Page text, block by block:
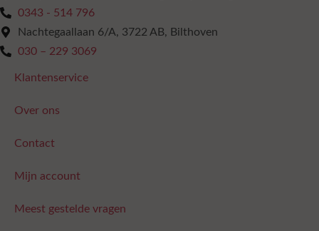
0343 - 514 796
Nachtegaallaan 6/A, 3722 AB, Bilthoven
030 – 229 3069
Klantenservice
Over ons
Contact
Mijn account
Meest gestelde vragen